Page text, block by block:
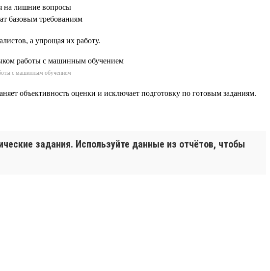
на лишние вопросы
базовым требованиям
а упрощая их работу.
с машинным обучением
объективность оценки и исключает подготовку по готовым заданиям.
задания. Используйте данные из отчётов, чтобы